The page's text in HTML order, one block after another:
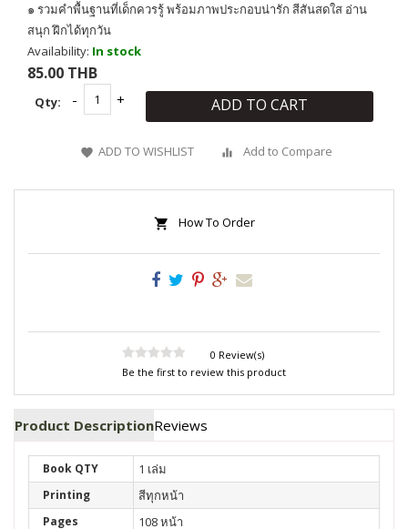
๑ รวมคำพื้นฐานที่เด็กควรรู้ พร้อมภาพประกอบน่ารัก สีสันสดใส อ่าน
สนุก ฝึกได้ทุกวัน
Availability: In stock
85.00 THB
Qty: ADD TO CART
ADD TO WISHLIST Add to Compare
How To Order
0 Review(s)
Be the first to review this product
Product DescriptionReviews
Book QTY 1 เล่ม
Printing สีทุกหน้า
Pages 108 หน้า